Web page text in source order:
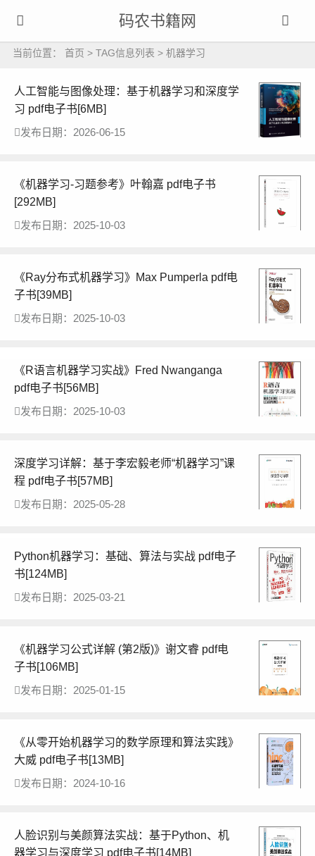
码农书籍网
当前位置： 首页 > TAG信息列表 > 机器学习
人工智能与图像处理：基于机器学习和深度学
习 pdf电子书[6MB]
发布日期：2026-06-15
《机器学习-习题参考》叶翰嘉 pdf电子书
[292MB]
发布日期：2025-10-03
《Ray分布式机器学习》Max Pumperla pdf电
子书[39MB]
发布日期：2025-10-03
《R语言机器学习实战》Fred Nwanganga
pdf电子书[56MB]
发布日期：2025-10-03
深度学习详解：基于李宏毅老师“机器学习”课
程 pdf电子书[57MB]
发布日期：2025-05-28
Python机器学习：基础、算法与实战 pdf电子
书[124MB]
发布日期：2025-03-21
《机器学习公式详解 (第2版)》谢文睿 pdf电
子书[106MB]
发布日期：2025-01-15
《从零开始机器学习的数学原理和算法实践》
大威 pdf电子书[13MB]
发布日期：2024-10-16
人脸识别与美颜算法实战：基于Python、机
器学习与深度学习 pdf电子书[14MB]